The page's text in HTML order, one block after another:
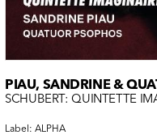
PIAU, SANDRINE &
SCHUBERT: QUINTETTE
Label: ALPHA